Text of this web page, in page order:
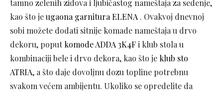
tamno zelenih zidova i ljubičastog nameštaja za sedenje,
kao što jeugaona garnitura ELENA . Ovakvoj dnevnoj
sobi možete dodati sitnije komade nameštaja u drvo
dekoru, poputkomode ADDA 3K4Fi klub stola u
kombinaciji bele i drvo dekora, kao što je klub sto
ATRIA, a što daje dovoljnu dozu topline potrebnu
svakom većem ambijentu. Ukoliko se opredelite da